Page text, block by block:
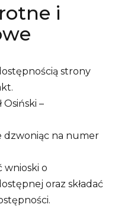
i
strony
Osiński –
dzwoniąc na numer
wnioski o
oraz składać